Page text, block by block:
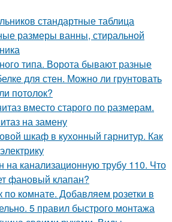
стандартные таблица
размеры ванны, стиральной
типа. Ворота бывают разные
для стен. Можно ли грунтовать
потолок?
вместо старого по размерам.
на замену
шкаф в кухонный гарнитур. Как
на канализационную трубу 110. Что
фановый клапан?
по комнате. Добавляем розетки в
5 правил быстрого монтажа